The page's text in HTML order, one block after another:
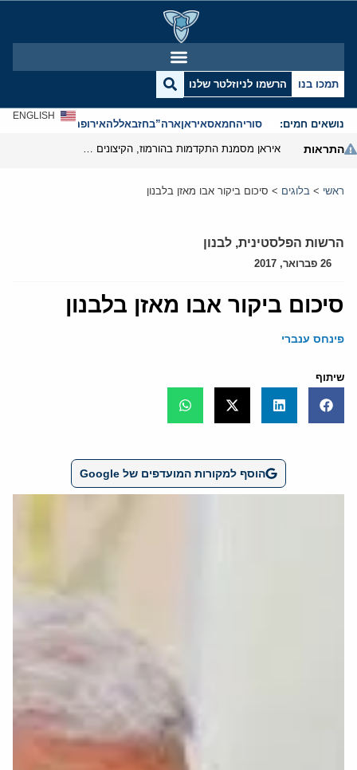
תמכו בנו הרשמו לניוזלטר שלנו
נושאים חמים: סוריהחמאסאיראןארה”בחזבאללהאירופהאנטישמיות
ENGLISH
התראות
ראשי > בלוגים > סיכום ביקור אבו מאזן בלבנון
הרשות הפלסטינית, לבנון
26 פברואר, 2017
סיכום ביקור אבו מאזן בלבנון
פינחס ענברי
שיתוף
הוסף למקורות המועדפים של Google